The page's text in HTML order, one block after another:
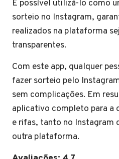
É possível utilizá-lo como
sorteio no Instagram,
realizados na plataforma
transparentes.
Com este app, qualquer
fazer sorteio pelo
sem complicações. Em
aplicativo completo para a
e rifas, tanto no Instagram
outra plataforma.